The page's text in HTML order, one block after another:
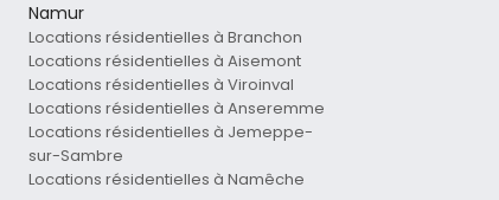
Namur
Locations résidentielles à Branchon
Locations résidentielles à Aisemont
Locations résidentielles à Viroinval
Locations résidentielles à Anseremme
Locations résidentielles à Jemeppe-
sur-Sambre
Locations résidentielles à Namêche